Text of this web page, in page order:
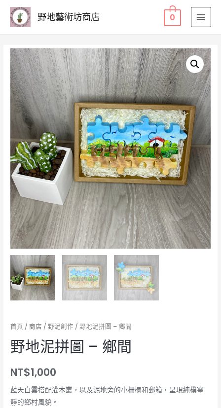
野地藝術坊商店 0
首頁 /商店 / 野泥創作 / 野地泥拼圖 – 鄉間
野地泥拼圖 – 鄉間
NT$1,000
藍天白雲搭配灌木叢，以及泥地旁的小柵欄和郵箱，呈現純樸寧
靜的鄉村風貌。